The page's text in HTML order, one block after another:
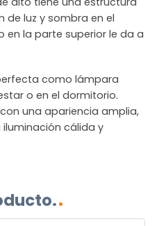
luz y sombra en el
en la parte superior le da a
como lámpara
o en el dormitorio.
una apariencia amplia,
cálida y